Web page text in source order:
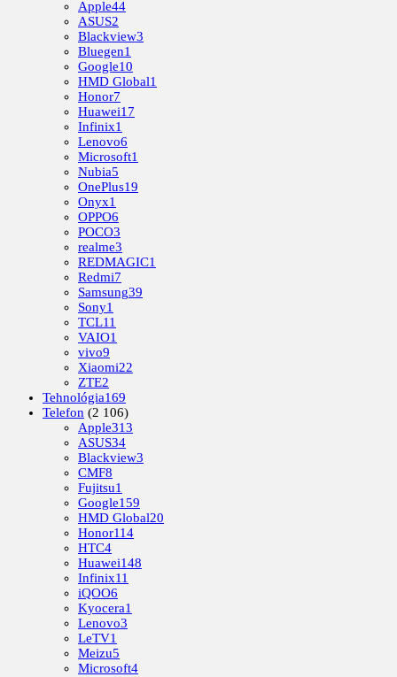
Apple44
ASUS2
Blackview3
Bluegen1
Google10
HMD Global1
Honor7
Huawei17
Infinix1
Lenovo6
Microsoft1
Nubia5
OnePlus19
Onyx1
OPPO6
POCO3
realme3
REDMAGIC1
Redmi7
Samsung39
Sony1
TCL11
VAIO1
vivo9
Xiaomi22
ZTE2
Tehnológia169
Telefon (2 106)
Apple313
ASUS34
Blackview3
CMF8
Fujitsu1
Google159
HMD Global20
Honor114
HTC4
Huawei148
Infinix11
iQOO6
Kyocera1
Lenovo3
LeTV1
Meizu5
Microsoft4